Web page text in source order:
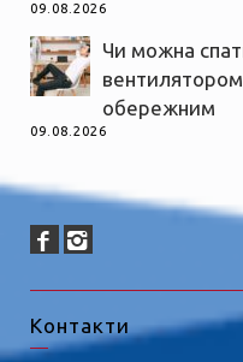
09.08.2026
Чи можна
обережним
09.08.2026
Контакти